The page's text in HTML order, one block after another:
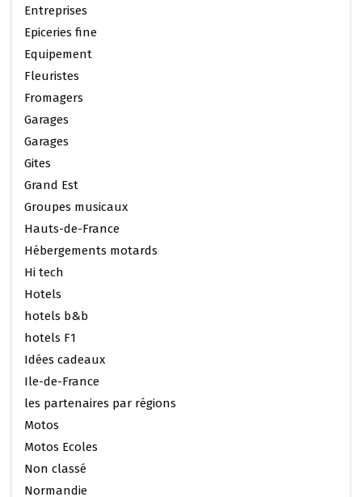
Entreprises
Epiceries fine
Equipement
Fleuristes
Fromagers
Garages
Garages
Gites
Grand Est
Groupes musicaux
Hauts-de-France
Hébergements motards
Hi tech
Hotels
hotels b&b
hotels F1
Idées cadeaux
Ile-de-France
les partenaires par régions
Motos
Motos Ecoles
Non classé
Normandie